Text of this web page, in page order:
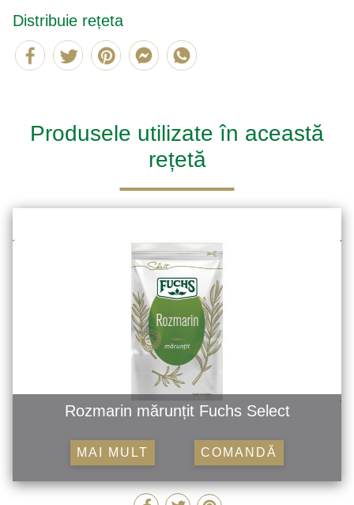
Distribuie rețeta
Produsele utilizate în această
rețetă
Rozmarin mărunțit Fuchs Select
MAI MULT COMANDĂ